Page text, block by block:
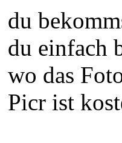
du
du einfach
wo das
Picr ist